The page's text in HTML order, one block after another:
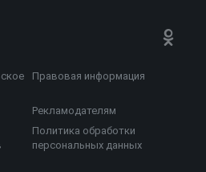
Правовая информация
Рекламодателям
Политика обработки
персональных данных